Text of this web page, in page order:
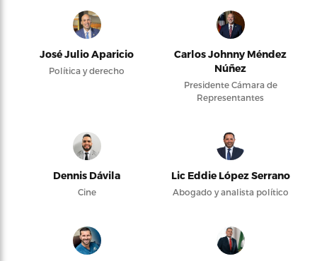
José Julio Aparicio
Política y derecho
Carlos Johnny Méndez
Núñez
Presidente Cámara de
Representantes
Dennis Dávila
Cine
Lic Eddie López Serrano
Abogado y analista político